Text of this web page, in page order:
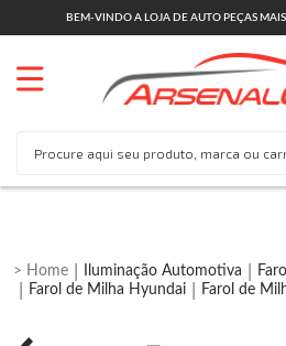
BEM-VINDO A LOJA DE AUTO PEÇAS
Iluminação Automotiva
Farol de Milha Hyundai
Farol de